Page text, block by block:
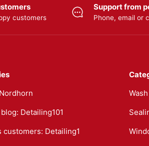
customers
Support from
Phone, email or
Detailing101
customers: Detailing1